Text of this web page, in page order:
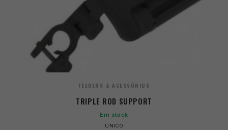
FEEDERS & ACESSÓRIOS
TRIPLE ROD SUPPORT
Em stock
ÚNICO